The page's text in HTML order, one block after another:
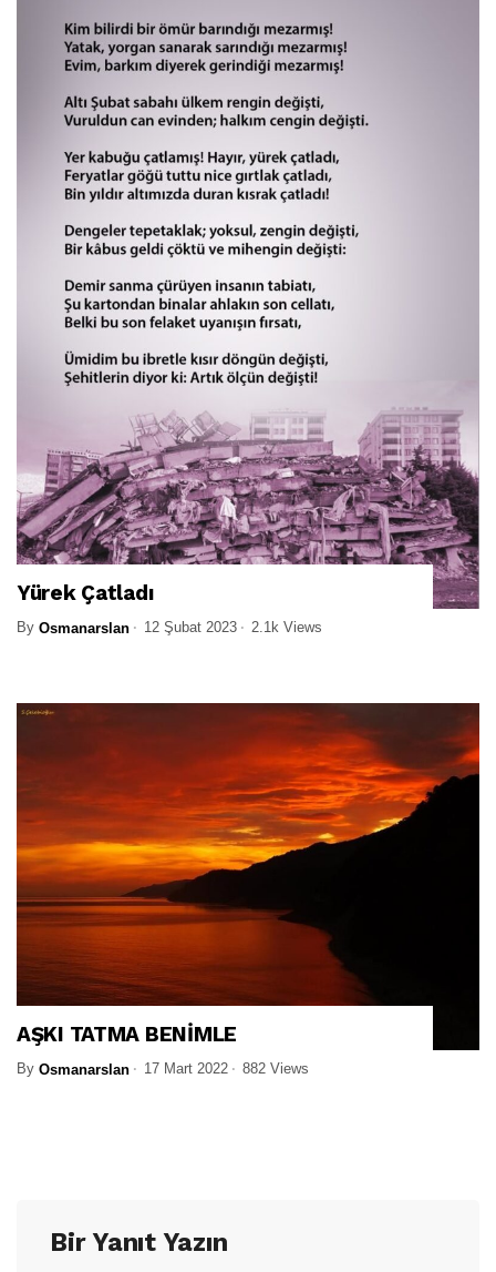
Yürek Çatladı
By Osmanarslan 12 Şubat 2023 2.1k Views
AŞKI TATMA BENİMLE
By Osmanarslan 17 Mart 2022 882 Views
Bir Yanıt Yazın